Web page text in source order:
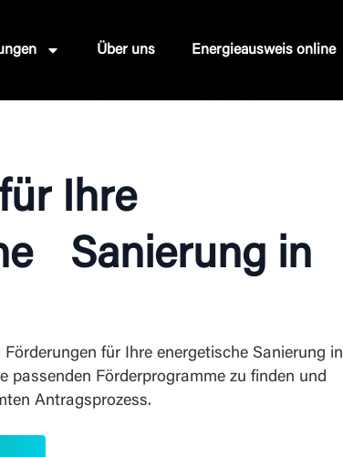
Über uns Energieausweis online
Ihre
Sanierung in
für Ihre energetische Sanierung in
passenden Förderprogramme zu finden und
Antragsprozess.